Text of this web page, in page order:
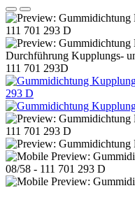
Durchführung Kupplungs-
111 701 293D